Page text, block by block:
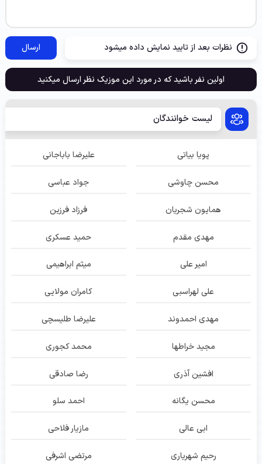
نظرات بعد از تایید نمایش داده میشود ارسال
اولین نفر باشید که در مورد این موزیک نظر ارسال میکنید
لیست خوانندگان
پویا بیاتی علیرضا باباجانی
محسن چاوشی جواد عباسی
همایون شجریان فرزاد فرزین
مهدی مقدم حمید عسکری
امیر علی میثم ابراهیمی
علی لهراسبی کامران مولایی
مهدی احمدوند علیرضا طلیسچی
مجید خراطها محمد کجوری
افشین آذری رضا صادقی
محسن یگانه احمد سلو
ابی عالی مازیار فلاحی
رحیم شهریاری مرتضی اشرفی